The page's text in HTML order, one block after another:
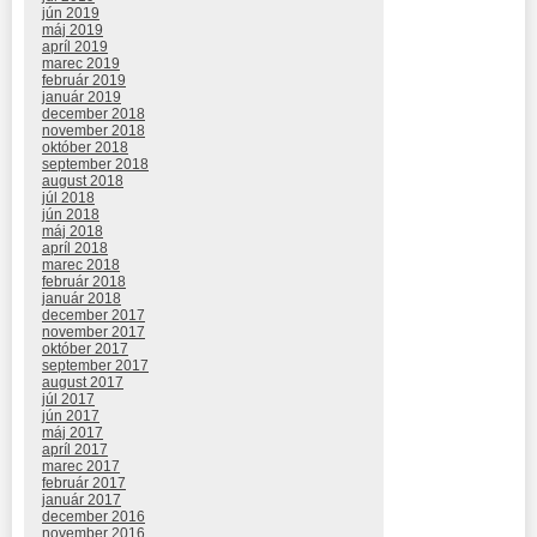
jún 2019
máj 2019
apríl 2019
marec 2019
február 2019
január 2019
december 2018
november 2018
október 2018
september 2018
august 2018
júl 2018
jún 2018
máj 2018
apríl 2018
marec 2018
február 2018
január 2018
december 2017
november 2017
október 2017
september 2017
august 2017
júl 2017
jún 2017
máj 2017
apríl 2017
marec 2017
február 2017
január 2017
december 2016